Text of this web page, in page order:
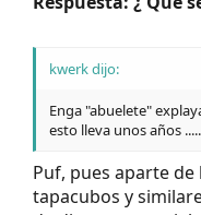
kwerk dijo:
Enga "abuelete"
esto lleva unos años .....
Puf, pues aparte
tapacubos y